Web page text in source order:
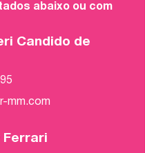
abaixo ou com
Candido de
mm.com
Ferrari